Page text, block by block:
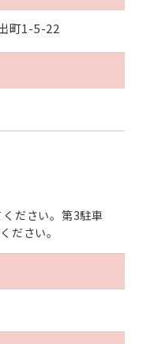
町1-5-22
ださい。第3駐車
ださい。